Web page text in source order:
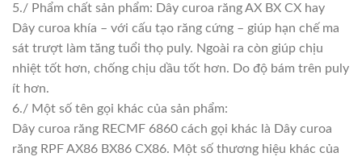
5./ Phẩm chất sản phẩm: Dây curoa răng AX BX CX hay
Dây curoa khía – với cấu tạo răng cứng – giúp hạn chế ma
sát trượt làm tăng tuổi thọ puly. Ngoài ra còn giúp chịu
nhiệt tốt hơn, chống chịu dầu tốt hơn. Do độ bám trên puly
ít hơn.
6./ Một số tên gọi khác của sản phẩm:
Dây curoa răng RECMF 6860 cách gọi khác là Dây curoa
răng RPF AX86 BX86 CX86. Một số thương hiệu khác của